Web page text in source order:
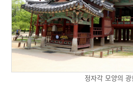
정자각 모양의